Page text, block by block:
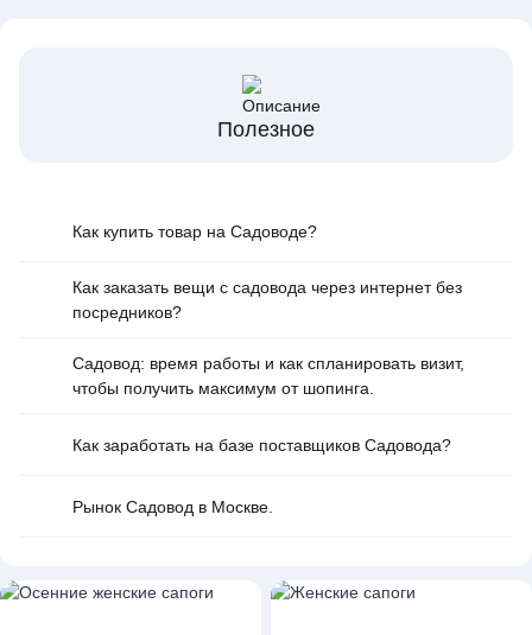
Полезное
Как купить товар на Cадоводе?
Как заказать вещи с садовода через интернет без
посредников?
Садовод: время работы и как спланировать визит,
чтобы получить максимум от шопинга.
Как заработать на базе поставщиков Садовода?
Рынок Садовод в Москве.